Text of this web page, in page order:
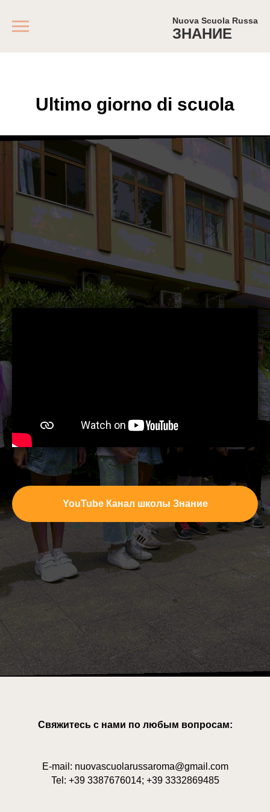
Nuova Scuola Russa
ЗНАНИЕ
Ultimo giorno di scuola
YouTube Канал школы Знание
Свяжитесь с нами по любым вопросам:
E-mail: nuovascuolarussaroma@gmail.com
Tel: +39 3387676014; +39 3332869485